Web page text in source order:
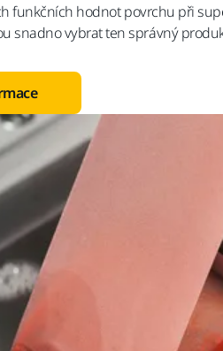
funkčních hodnot povrchu při
snadno vybrat ten správný